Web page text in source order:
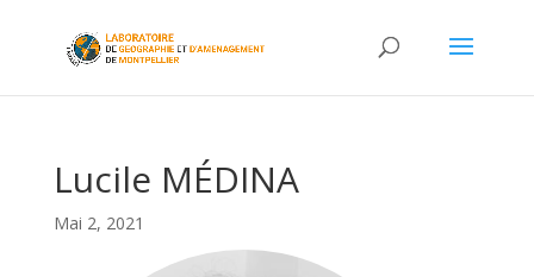
Lucile MÉDINA
Mai 2, 2021